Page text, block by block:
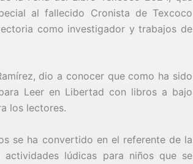
al fallecido Cronista de Texcoco
como investigador y trabajos de
dio a conocer que como ha sido
Leer en Libertad con libros a bajo
los lectores.
se ha convertido en el referente de la
lúdicas para niños que se